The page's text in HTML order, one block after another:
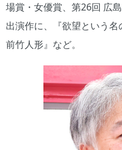
場賞・女優賞、第26回 広
出演作に、『欲望という
前竹人形』など。